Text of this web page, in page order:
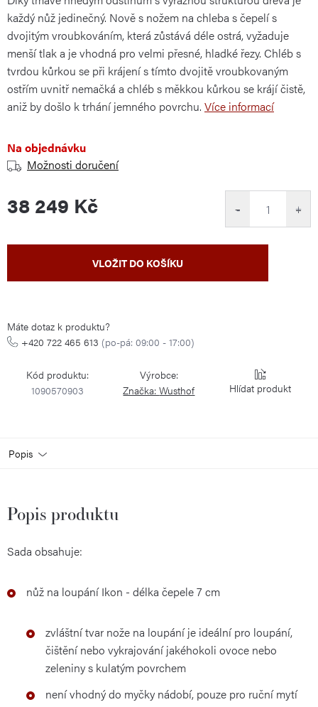
každý nůž jedinečný. Nově s nožem na chleba s čepelí s
dvojitým vroubkováním, která zůstává déle ostrá, vyžaduje
menší tlak a je vhodná pro velmi přesné, hladké řezy. Chléb s
tvrdou kůrkou se při krájení s tímto dvojitě vroubkovaným
ostřím uvnitř nemačká a chléb s měkkou kůrkou se krájí čistě,
aniž by došlo k trhání jemného povrchu. Více informací
Na objednávku
Možnosti doručení
38 249 Kč +
−
VLOŽIT DO KOŠÍKU
Máte dotaz k produktu?
+420 722 465 613 (po-pá: 09:00 - 17:00)
Kód produktu:
1090570903
Výrobce:
Značka:Wusthof Hlídat
Popis
Popis produktu
Sada obsahuje:
nůž na loupání Ikon - délka čepele 7 cm
zvláštní tvar nože na loupání je ideální pro loupání,
čištění nebo vykrajování jakéhokoli ovoce nebo
zeleniny s kulatým povrchem
není vhodný do myčky nádobí, pouze pro ruční mytí